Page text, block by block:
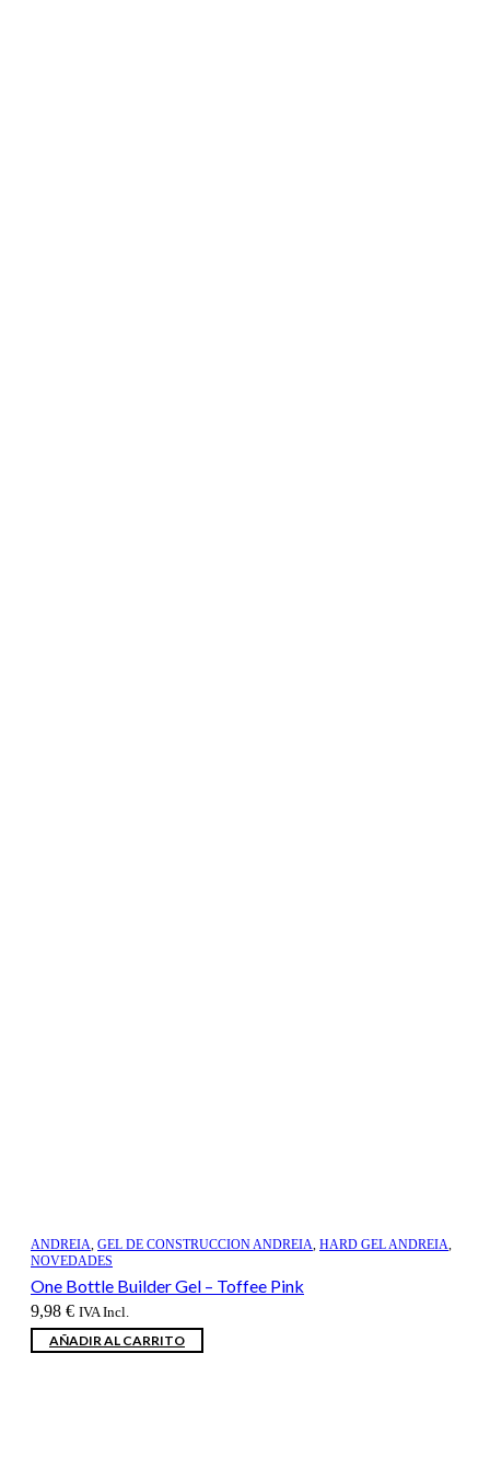
ANDREIA, GEL DE CONSTRUCCION ANDREIA, HARD GEL ANDREIA,
NOVEDADES
One Bottle Builder Gel – Toffee Pink
9,98 € IVA Incl.
AÑADIR AL CARRITO